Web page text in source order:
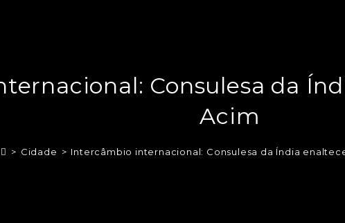
Consulesa da
Acim
> Cidade > Intercâmbio internacional: Consulesa da Índia